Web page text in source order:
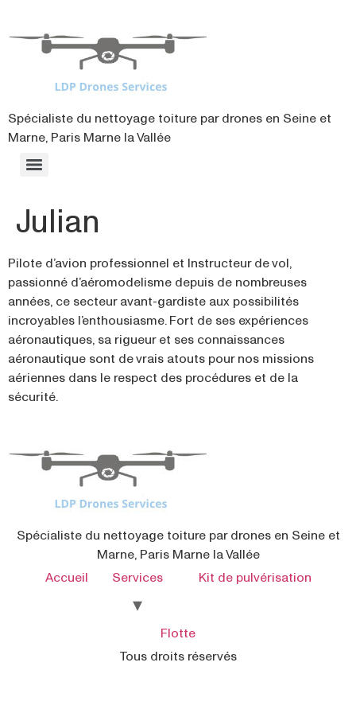
Spécialiste du nettoyage toiture par drones en Seine et
Marne, Paris Marne la Vallée
Julian
Pilote d’avion professionnel et Instructeur de vol,
passionné d’aéromodelisme depuis de nombreuses
années, ce secteur avant-gardiste aux possibilités
incroyables l’enthousiasme. Fort de ses expériences
aéronautiques, sa rigueur et ses connaissances
aéronautique sont de vrais atouts pour nos missions
aériennes dans le respect des procédures et de la
sécurité.
Spécialiste du nettoyage toiture par drones en Seine et
Marne, Paris Marne la Vallée
Accueil
Services Kit de pulvérisation
Flotte
Tous droits réservés